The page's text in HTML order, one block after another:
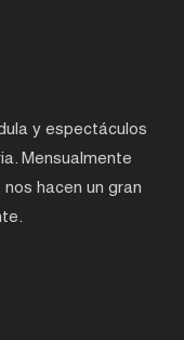
y espectáculos
Mensualmente
hacen un gran